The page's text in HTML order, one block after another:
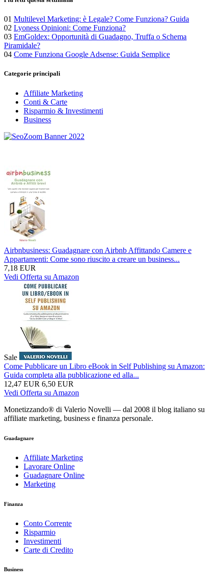
01 Multilevel Marketing: è Legale? Come Funziona? Guida
02 Lyoness Opinioni: Come Funziona?
03 EmGoldex: Opportunità di Guadagno, Truffa o Schema
Piramidale?
04 Come Funziona Google Adsense: Guida Semplice
Categorie principali
Affiliate Marketing
Conti & Carte
Risparmio & Investimenti
Business
Airbnbusiness: Guadagnare con Airbnb Affittando Camere e
Appartamenti: Come sono riuscito a creare un business...
7,18 EUR
Vedi Offerta su Amazon
Sale
Come Pubblicare un Libro eBook in Self Publishing su Amazon:
Guida completa alla pubblicazione ed alla...
12,47 EUR 6,50 EUR
Vedi Offerta su Amazon
Monetizzando® di Valerio Novelli — dal 2008 il blog italiano su
affiliate marketing, business e finanza personale.
Guadagnare
Affiliate Marketing
Lavorare Online
Guadagnare Online
Marketing
Finanza
Conto Corrente
Risparmio
Investimenti
Carte di Credito
Business